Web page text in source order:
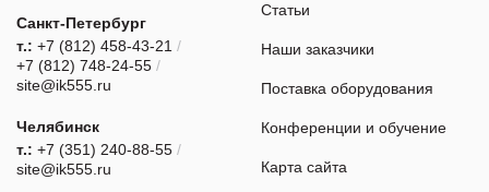
Санкт-Петербург
т.: +7 (812) 458-43-21 /
+7 (812) 748-24-55 /
site@ik555.ru
Челябинск
т.: +7 (351) 240-88-55 /
site@ik555.ru
Статьи
Наши заказчики
Поставка оборудования
Конференции и обучение
Карта сайта